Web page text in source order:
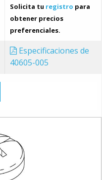
Solicita tu registro para
obtener precios
preferenciales.
Especificaciones de
40605-005